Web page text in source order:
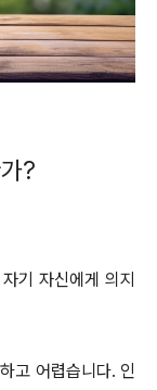
?
기 자신에게 의지
고 어렵습니다. 인